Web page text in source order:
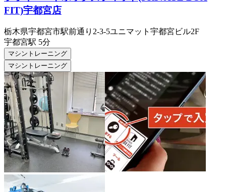
FIT)宇都宮店
栃木県宇都宮市駅前通り2-3-5ユニマット宇都宮ビル2F
宇都宮駅 5分
マシントレーニング
マシントレーニング